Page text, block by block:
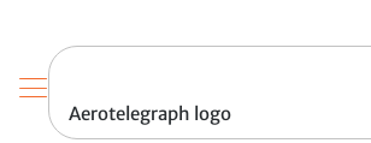
Aerotelegraph logo